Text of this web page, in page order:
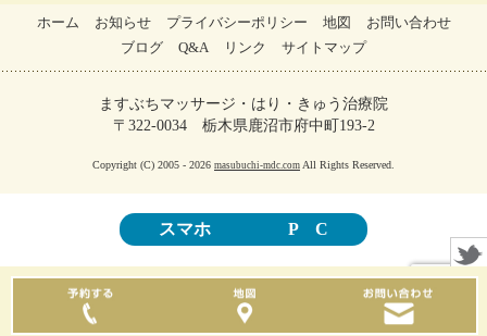
ホーム お知らせ プライバシーポリシー 地図
お問い合わせ
ブログ
Q&A リンク サイトマップ
ますぶちマッサージ・はり・きゅう治療院
〒322-0034 栃木県鹿沼市府中町193-2
Copyright (C) 2005 - 2026 masubuchi-mdc.com All Rights Reserved.
スマホ P C